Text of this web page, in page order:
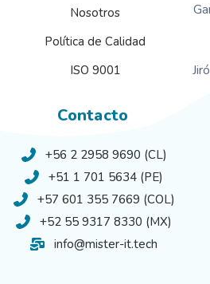
Nosotros
Política de Calidad
ISO 9001
Contacto
+56 2 2958 9690 (CL)
+51 1 701 5634 (PE)
+57 601 355 7669 (COL)
+52 55 9317 8330 (MX)
info@mister-it.tech